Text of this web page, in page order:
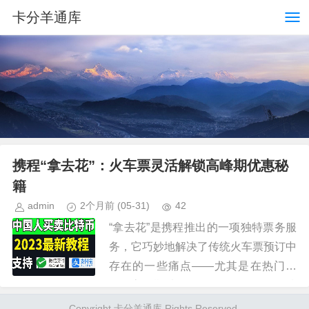
卡分羊通库
携程“拿去花”：火车票灵活解锁高峰期优惠秘
籍
admin 2个月前 (05-31) 42
“拿去花”是携程推出的一项独特票务服
务，它巧妙地解决了传统火车票预订中
存在的一些痛点——尤其是在热门线
况下。要真正理解“拿去花”的购买方